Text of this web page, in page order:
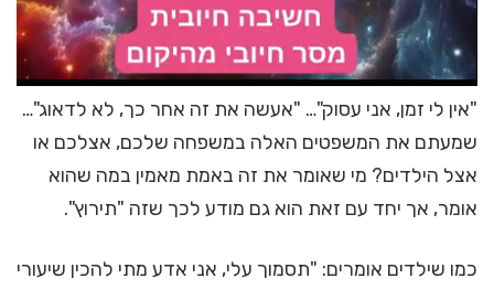
"אין לי זמן, אני עסוק"… "אעשה את זה אחר כך, לא לדאוג"…
שמעתם את המשפטים האלה במשפחה שלכם, אצלכם או
אצל הילדים? מי שאומר את זה באמת מאמין במה שהוא
אומר, אך יחד עם זאת הוא גם מודע לכך שזה "תירוץ".
כמו שילדים אומרים: "תסמוך עלי, אני אדע מתי להכין שיעורי